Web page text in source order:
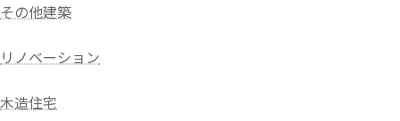
その他建築
リノベーション
木造住宅